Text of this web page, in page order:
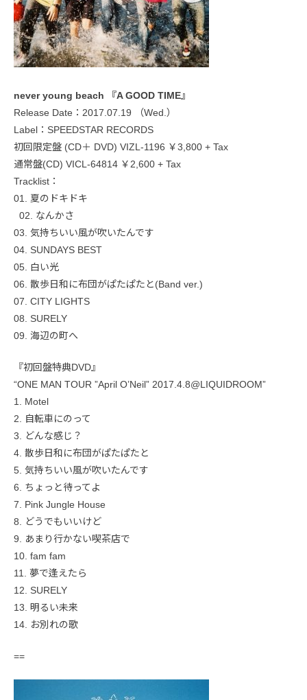
never young beach 『A GOOD TIME』
Release Date：2017.07.19 （Wed.）
Label：SPEEDSTAR RECORDS
初回限定盤 (CD＋ DVD) VIZL-1196 ￥3,800 + Tax
通常盤(CD) VICL-64814 ￥2,600 + Tax
Tracklist：
01. 夏のドキドキ
02. なんかさ
03. 気持ちいい風が吹いたんです
04. SUNDAYS BEST
05. 白い光
06. 散歩日和に布団がぱたぱたと(Band ver.)
07. CITY LIGHTS
08. SURELY
09. 海辺の町へ
『初回盤特典DVD』
“ONE MAN TOUR ”April O’Neil” 2017.4.8@LIQUIDROOM”
1. Motel
2. 自転車にのって
3. どんな感じ？
4. 散歩日和に布団がぱたぱたと
5. 気持ちいい風が吹いたんです
6. ちょっと待ってよ
7. Pink Jungle House
8. どうでもいいけど
9. あまり行かない喫茶店で
10. fam fam
11. 夢で逢えたら
12. SURELY
13. 明るい未来
14. お別れの歌
==